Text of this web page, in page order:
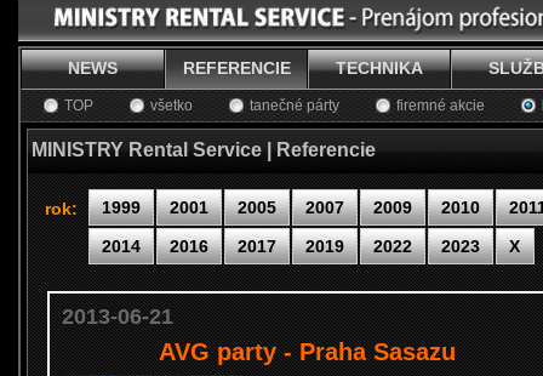
NEWS REFERENCIE TECHNIKA
TOP všetko tanečné párty firemné akcie
MINISTRY Rental Service | Referencie
rok: 1999 2001 2005 2007 2009 2010
2014
2016 2017 2019 2022 2023 X
2013-06-21
AVG party - Praha Sasazu